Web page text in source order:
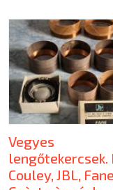
Vegyes
lengőtekercsek.
Couley, JBL,